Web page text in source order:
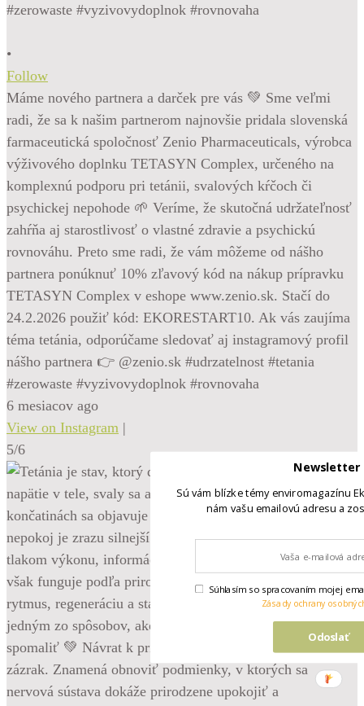
•
Follow
Máme nového partnera a darček pre vás 💚 Sme veľmi
radi, že sa k našim partnerom najnovšie pridala slovenská
farmaceutická spoločnosť Zenio Pharmaceuticals, výrobca
výživového doplnku TETASYN Complex, určeného na
komplexnú podporu pri tetánii, svalových kŕčoch či
psychickej nepohode 🌱 Veríme, že skutočná udržateľnosť
zahŕňa aj starostlivosť o vlastné zdravie a psychickú
rovnováhu. Preto sme radi, že vám môžeme od nášho
partnera ponúknuť 10% zľavový kód na nákup prípravku
TETASYN Complex v eshope www.zenio.sk. Stačí do
24.2.2026 použiť kód: EKORESTART10. Ak vás zaujíma
téma tetánia, odporúčame sledovať aj instagramový profil
nášho partnera 👉 @zenio.sk #udrzatelnost #tetania
#zerowaste #vyzivovydoplnok #rovnovaha
6 mesiacov ago
View on Instagram |
5/6
Newsletter
Sú vám blízke témy enviromagazínu
nám vašu emailovú adresu a
Odoslať
Súhlasím so spracovaním mojej
Zásady ochrany